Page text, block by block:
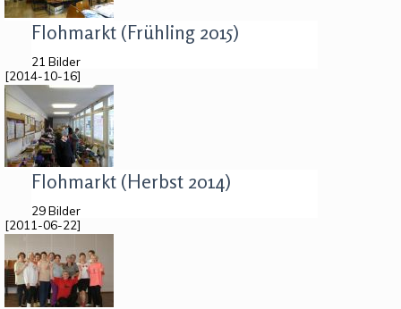
Flohmarkt (Frühling 2015)
21 Bilder
[2014-10-16]
Flohmarkt (Herbst 2014)
29 Bilder
[2011-06-22]